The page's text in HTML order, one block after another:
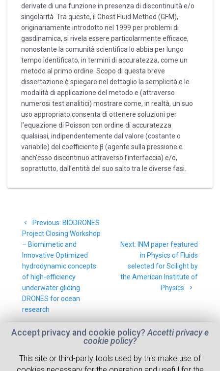
derivate di una funzione in presenza di discontinuità e/o
singolarità. Tra queste, il Ghost Fluid Method (GFM),
originariamente introdotto nel 1999 per problemi di
gasdinamica, si rivela essere particolarmente efficace,
nonostante la comunità scientifica lo abbia per lungo
tempo identificato, in termini di accuratezza, come un
metodo al primo ordine. Scopo di questa breve
dissertazione è spiegare nel dettaglio la semplicità e le
modalità di applicazione del metodo e (attraverso
numerosi test analitici) mostrare come, in realtà, un suo
uso appropriato consenta di ottenere soluzioni per
l’equazione di Poisson con ordine di accuratezza
qualsiasi, indipendentemente dal valore (costante o
variabile) del coefficiente β (agente sulla pressione e
anch’esso discontinuo attraverso l’interfaccia) e/o,
soprattutto, dall’entità del suo salto tra le diverse fasi.
navigation
Previous: Previous
post:
BIODRONES
Project Closing Workshop
– Biomimetic and
Innovative Optimized
hydrodynamic concepts
of high-efficiency
underwater gliding
DRONES for ocean
research
Next: Next
post:
INM paper featured
in Physics of Fluids
selected for Scilight by
the American Institute of
Physics
Accept privacy and cookie policy? Accetti privacy e
cookie policy?
This site or third-party tools used by this make use of